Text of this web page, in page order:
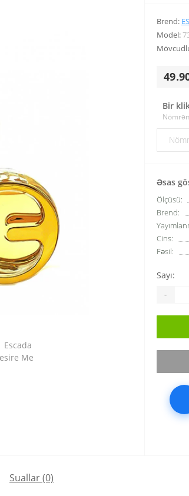
Brend:
Model:
Bir
Əsas
Ölçüsü:
Brend:
Cins:
Fəsil:
Sayı:
-
Suallar(0)